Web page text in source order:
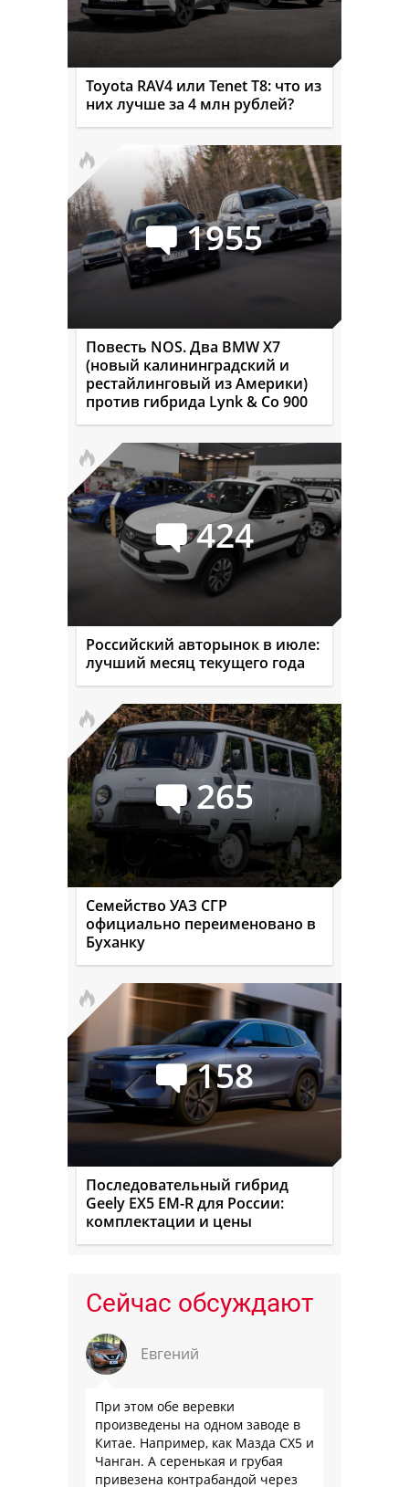
Toyota RAV4 или Tenet T8: что из
них лучше за 4 млн рублей?
1955
Повесть NOS. Два BMW X7
(новый калининградский и
рестайлинговый из Америки)
против гибрида Lynk & Co 900
424
Российский авторынок в июле:
лучший месяц текущего года
265
Семейство УАЗ СГР
официально переименовано в
Буханку
158
Последовательный гибрид
Geely EX5 EM-R для России:
комплектации и цены
Сейчас обсуждают
Евгений
При этом обе веревки
произведены на одном заводе в
Китае. Например, как Мазда СХ5 и
Чанган. А серенькая и грубая
привезена контрабандой через